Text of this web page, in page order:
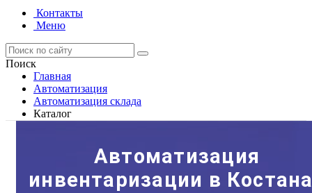
Контакты
Меню
Поиск
Главная
Автоматизация
Автоматизация склада
Каталог
Автоматизация
инвентаризации в